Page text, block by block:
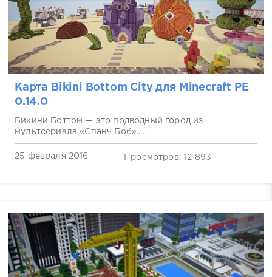
Карта Bikini Bottom City для Minecraft PE
0.14.0
Бикини Боттом — это подводный город из
мультсериала «Спанч Боб»....
25 февраля 2016 Просмотров: 12 893